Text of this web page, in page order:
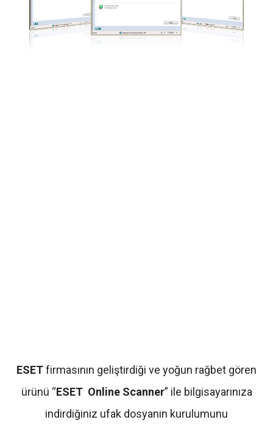
ESETfirmasının geliştirdiği ve yoğun rağbet gören
ürünü “ESET Online Scanner” ile bilgisayarınıza
indirdiğiniz ufak dosyanın kurulumunu